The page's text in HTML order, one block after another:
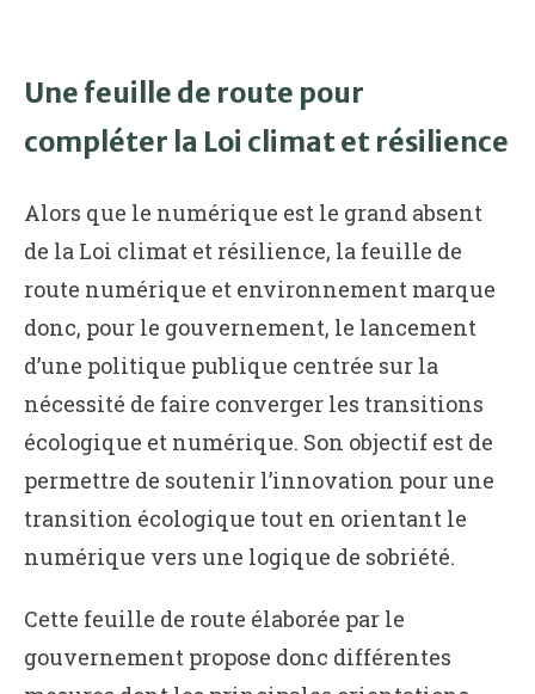
Une feuille de route pour
compléter la Loi climat et résilience
Alors que le numérique est le grand absent
de la Loi climat et résilience, la feuille de
route numérique et environnement marque
donc, pour le gouvernement, le lancement
d’une politique publique centrée sur la
nécessité de faire converger les transitions
écologique et numérique. Son objectif est de
permettre de soutenir l’innovation pour une
transition écologique tout en orientant le
numérique vers une logique de sobriété.
Cette feuille de route élaborée par le
gouvernement propose donc différentes